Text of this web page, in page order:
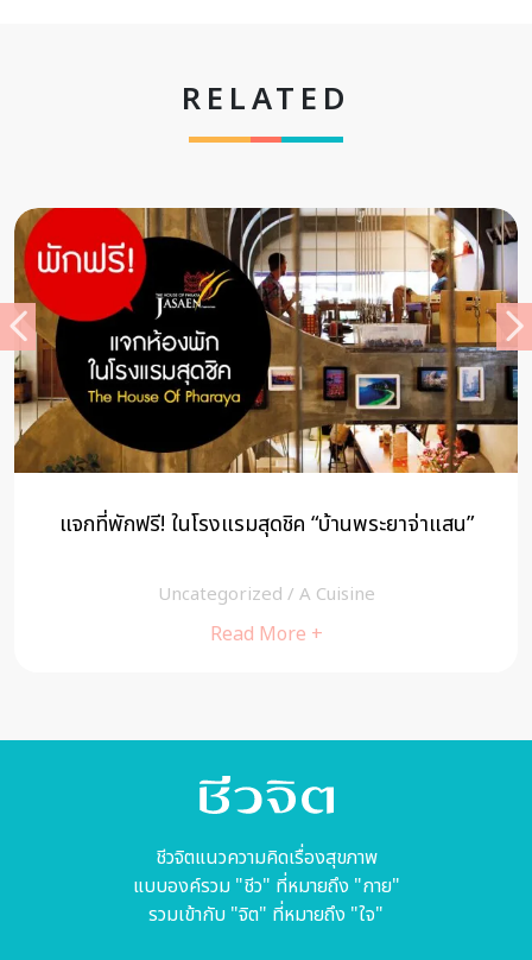
RELATED
แจกที่พักฟรี! ในโรงแรมสุดชิค “บ้านพระยาจ่าแสน”
Uncategorized / A Cuisine
Read More +
ชีวจิตแนวความคิดเรื่องสุขภาพ
แบบองค์รวม "ชีว" ที่หมายถึง "กาย"
รวมเข้ากับ "จิต" ที่หมายถึง "ใจ"